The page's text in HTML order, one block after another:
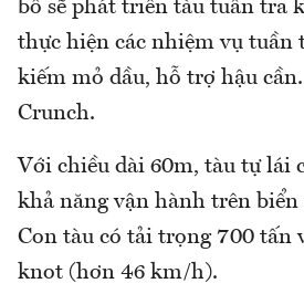
bố sẽ phát triển tàu tuần tra
thực hiện các nhiệm vụ tuần
kiếm mỏ dầu, hỗ trợ hậu
Crunch.
Với chiều dài 60m, tàu tự lái
khả năng vận hành trên biển
Con tàu có tải trọng 700 tấn
knot (hơn 46 km/h).